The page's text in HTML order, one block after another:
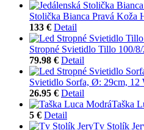
Stolička Bianca Pravá Koža
133 € Detail
Stropné Svietidlo Tillo 100/
79.98 € Detail
Svietidlo Sorfa, Ø: 29cm, 12
26.95 € Detail
Taška
5 € Detail
Tv Stolík